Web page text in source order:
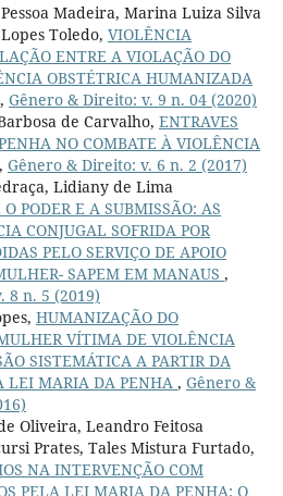
Madeira, Marina Luiza Silva
Toledo, VIOLÊNCIA
ENTRE A VIOLAÇÃO DO
OBSTÉTRICA HUMANIZADA
, Gênero & Direito: v. 9 n. 04 (2020)
de Carvalho, ENTRAVES
NO COMBATE À VIOLÊNCIA
, Gênero & Direito: v. 6 n. 2 (2017)
Lidiany de Lima
PODER E A SUBMISSÃO: AS
CONJUGAL SOFRIDA POR
PELO SERVIÇO DE APOIO
SAPEM EM MANAUS ,
8 n. 5 (2019)
HUMANIZAÇÃO DO
VÍTIMA DE VIOLÊNCIA
SISTEMÁTICA A PARTIR DA
LEI MARIA DA PENHA , Gênero &
Oliveira, Leandro Feitosa
Prates, Tales Mistura Furtado,
NA INTERVENÇÃO COM
PELA LEI MARIA DA PENHA: O